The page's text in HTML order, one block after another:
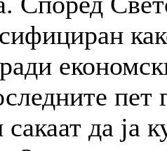
пет
да ја